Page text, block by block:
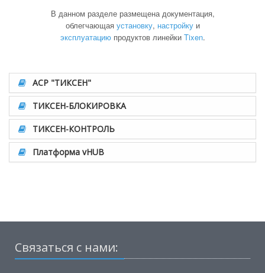
В данном разделе размещена документация,
облегчающая установку, настройкуи
эксплуатациюпродуктов линейки Tixen.
АСР "ТИКСЕН"
ТИКСЕН-БЛОКИРОВКА
ТИКСЕН-КОНТРОЛЬ
Платформа vHUB
Связаться с нами: